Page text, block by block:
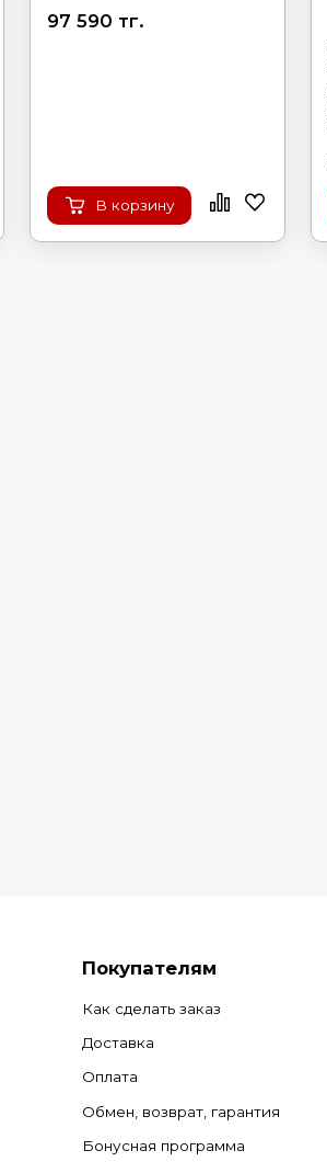
97 590 тг.
В корзину
Покупателям
Как сделать заказ
Доставка
Оплата
Обмен, возврат, гарантия
Бонусная программа